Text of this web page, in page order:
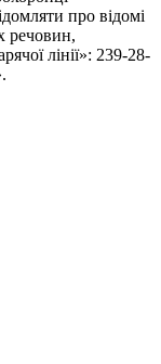
про відомі
речовин,
лінії»: 239-28-